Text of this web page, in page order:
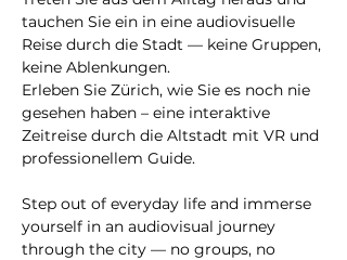
tauchen Sie ein in eine audiovisuelle
Reise durch die Stadt — keine Gruppen,
keine Ablenkungen.
Erleben Sie Zürich, wie Sie es noch nie
gesehen haben – eine interaktive
Zeitreise durch die Altstadt mit VR und
professionellem Guide.
Step out of everyday life and immerse
yourself in an audiovisual journey
through the city — no groups, no